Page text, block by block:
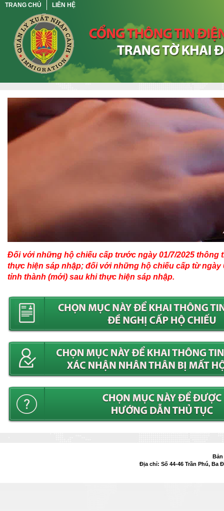
TRANG CHỦ LIÊN HỆ
Đối với những hộ chiếu cấp trước ngày 01/7/2025
thực hiện sáp nhập; đối với những hộ chiếu cấp từ
tỉnh thành (mới) sau khi thực hiện sáp nhập.
Địa chỉ: Số 44-46 Trần Phú, Ba